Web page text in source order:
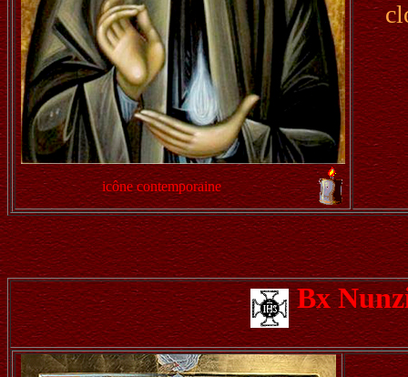
icône contemporaine
Bx